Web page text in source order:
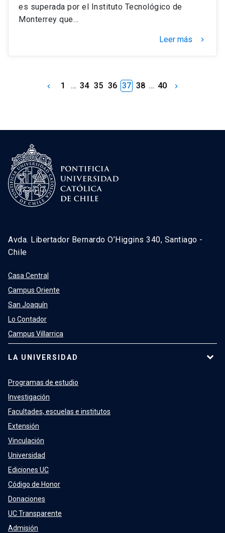
es superada por el Instituto Tecnológico de
Monterrey que…
Leer más keyboard_arrow_right
keyboard_arrow_left 1 … 34 35 36 37 38 … 40 keyboard_arrow_right
Avda. Libertador Bernardo O’Higgins 340, Santiago -
Chile
Casa Central
Campus Oriente
San Joaquín
Lo Contador
Campus Villarrica
LA UNIVERSIDAD
Programas de estudio
Investigación
Facultades, escuelas e institutos
Extensión
Vinculación
Universidad
Ediciones UC
Código de Honor
Donaciones
UC Transparente
Admisión